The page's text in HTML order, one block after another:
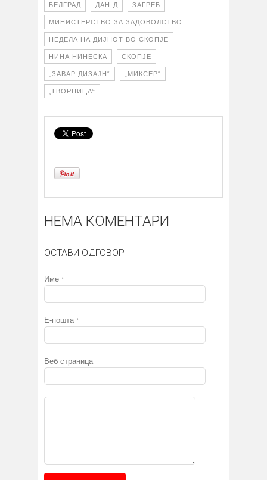
БЕЛГРАД ДАН-Д ЗАГРЕБ
МИНИСТЕРСТВО ЗА ЗАДОВОЛСТВО
НЕДЕЛА НА ДИЈНОТ ВО СКОПЈЕ
НИНА НИНЕСКА СКОПЈЕ
„ЗАВАР ДИЗАЈН“ „МИКСЕР“
„ТВОРНИЦА“
НЕМА КОМЕНТАРИ
ОСТАВИ ОДГОВОР
Име *
Е-пошта *
Веб страница